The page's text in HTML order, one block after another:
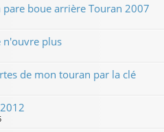
boue arrière Touran 2007
n'ouvre plus
de mon touran par la clé